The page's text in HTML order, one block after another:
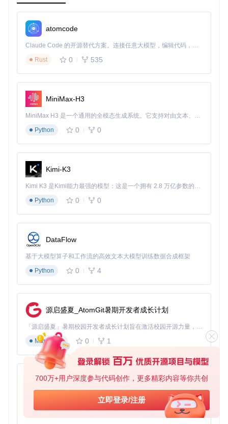
700万+用户深度参与代码创作，更多精彩内容等你共创
立即登录/注册
atomcode
Claude Code 的开源替代方案。连接任意大模型，编辑代码，运行命令，自动验证 — 全自动执行。用 Rust 构建，极致性能。 ｜ An open-source alternative to Claude Code. Connect any LLM, edit code, run commands, and verify changes — autonomously. Built in Rust for speed. Get Started
Rust
0 535
MiniMax-H3
MiniMax H3 是一个通用的全模态生成系统。它支持对由文本、图像、视频和音频组成的多模态上下文进行统一理解，并能生成分辨率高达 2K、时长可达 15 秒的带原生立体声音频的视频。得益于面向任务泛化的系统设计，H3 在预训练阶段就已具备广泛的多模态上下文理解与生成能力，能够出色地执行复杂的多模态指令。
Python
0 0
Kimi-K3
Kimi K3 是Kimi能力最强的模型：这是一个拥有 2.8 万亿参数的混合专家（MoE）模型，具备原生视觉理解能力，并支持 100 万 token 的上下文窗口。
Python
0 0
DataFlow
基于大模型算子和工作流的高效文本大模型训练数据合成框架
Python
0 4
源启盛夏_AtomGit暑期开发者成长计划
「源启盛夏」暑期校园开发者成长计划旨在激活校园开源力量，通过积分激励、认证扶持、资源倾斜等形式，引导高校组织和开发者完成「入驻 — 建项目 — 做贡献 — 获认证 — 得资源」的完整闭环。无论你是想带领社团入驻平台的组织者，还是希望用代码贡献证明自己的开发者，都能在这里找到属于你的成长路径。
Markdown
0 1
py-xiaozhi
基于Python的Xiaozhi AI，适用于想要完整Xiaozhi体验而无需拥有专用硬件的用户。
Python
0 1